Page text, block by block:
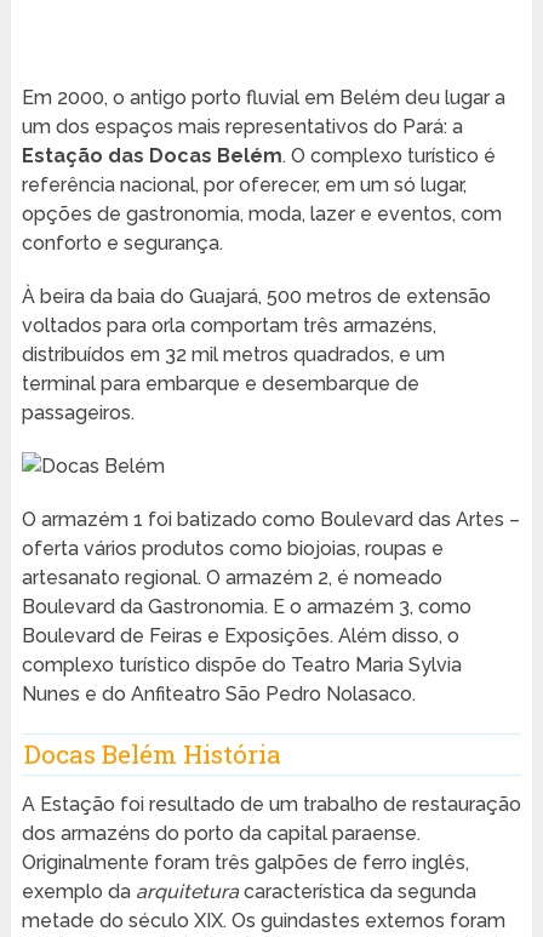
Em 2000, o antigo porto fluvial em Belém deu lugar a
um dos espaços mais representativos do Pará: a
Estação das Docas Belém. O complexo turístico é
referência nacional, por oferecer, em um só lugar,
opções de gastronomia, moda, lazer e eventos, com
conforto e segurança.
À beira da baia do Guajará, 500 metros de extensão
voltados para orla comportam três armazéns,
distribuídos em 32 mil metros quadrados, e um
terminal para embarque e desembarque de
passageiros.
O armazém 1 foi batizado como Boulevard das Artes –
oferta vários produtos como biojoias, roupas e
artesanato regional. O armazém 2, é nomeado
Boulevard da Gastronomia. E o armazém 3, como
Boulevard de Feiras e Exposições. Além disso, o
complexo turístico dispõe do Teatro Maria Sylvia
Nunes e do Anfiteatro São Pedro Nolasaco.
Docas Belém História
A Estação foi resultado de um trabalho de restauração
dos armazéns do porto da capital paraense.
Originalmente foram três galpões de ferro inglês,
exemplo da arquiteturacaracterística da segunda
metade do século XIX. Os guindastes externos foram